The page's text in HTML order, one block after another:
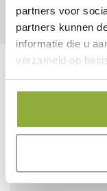
partners voor
partners kunnen
informatie die u
verzameld op
Wat
Kassasysteem